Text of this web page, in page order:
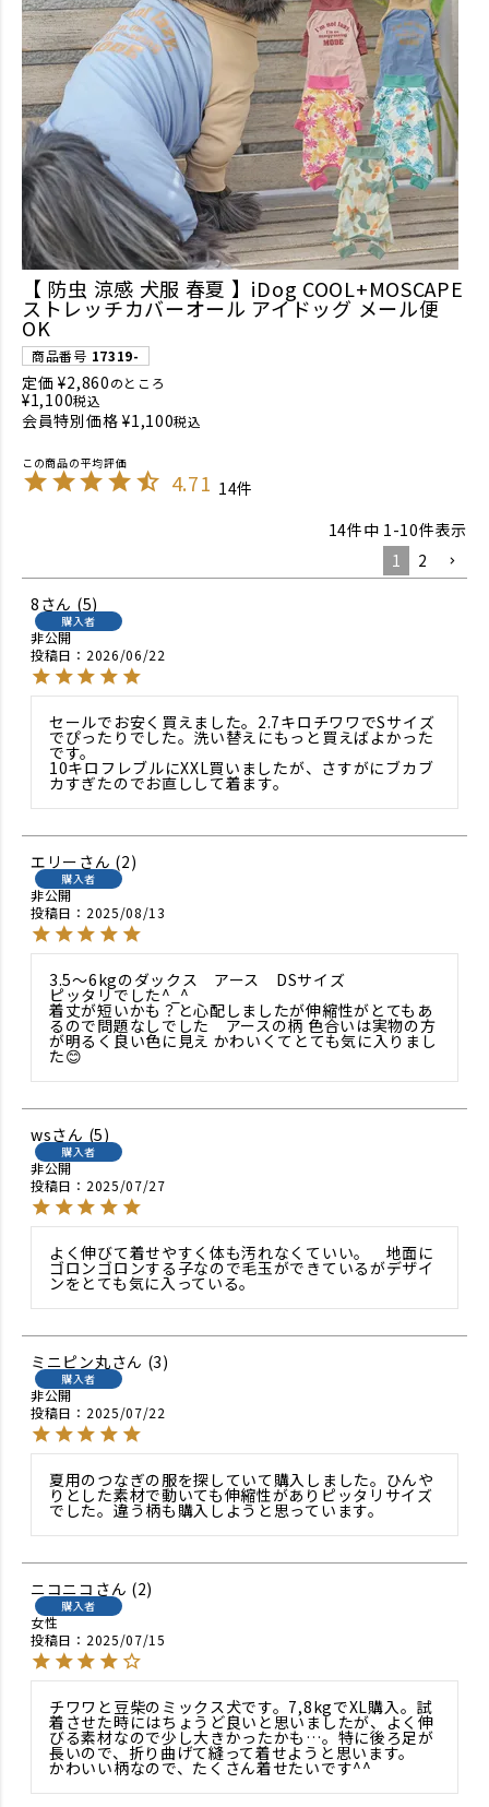
【 防虫 涼感 犬服 春夏 】iDog COOL+MOSCAPE
ストレッチカバーオール アイドッグ メール便
OK
商品番号 17319-
定価 ¥2,860のところ
¥1,100税込
会員特別価格 ¥1,100税込
4.71 14
14件中 1-10件表示
1
2
8
5
購入者
非公開
投稿日
2026/06/22
セールでお安く買えました。2.7キロチワワでSサイズ
でぴったりでした。洗い替えにもっと買えばよかった
です。
10キロフレブルにXXL買いましたが、さすがにブカブ
カすぎたのでお直しして着ます。
エリー 2
購入者
非公開
投稿日
2025/08/13
3.5〜6kgのダックス　アース　DSサイズ
ピッタリでした^_^
着丈が短いかも？と心配しましたが伸縮性がとてもあ
るので問題なしでした　アースの柄 色合いは実物の方
が明るく良い色に見え かわいくてとても気に入りまし
た😊
ws 5
購入者
非公開
投稿日
2025/07/27
よく伸びて着せやすく体も汚れなくていい。　地面に
ゴロンゴロンする子なので毛玉ができているがデザイ
ンをとても気に入っている。
ミニピン丸 3
購入者
非公開
投稿日
2025/07/22
夏用のつなぎの服を探していて購入しました。ひんや
りとした素材で動いても伸縮性がありピッタリサイズ
でした。違う柄も購入しようと思っています。
ニコニコ 2
購入者
女性
投稿日
2025/07/15
チワワと豆柴のミックス犬です。7,8kgでXL購入。試
着させた時にはちょうど良いと思いましたが、よく伸
びる素材なので少し大きかったかも…。特に後ろ足が
長いので、折り曲げて縫って着せようと思います。
かわいい柄なので、たくさん着せたいです^^